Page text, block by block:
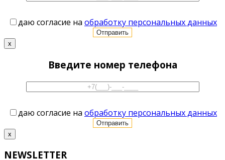
даю согласие на обработку персональных данных
x
Введите номер телефона
даю согласие на обработку персональных данных
x
NEWSLETTER